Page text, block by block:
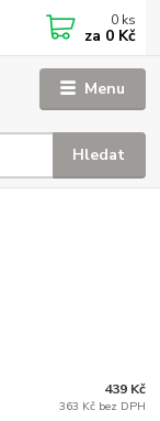
Menu
Hledat
0 ks
za 0 Kč
439 Kč
363 Kč bez DPH